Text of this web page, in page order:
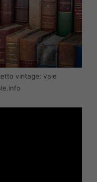
vintage: vale